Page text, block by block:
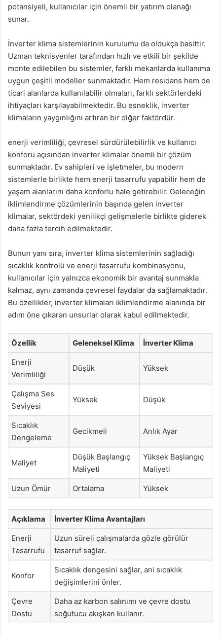
potansiyeli, kullanıcılar için önemli bir yatırım olanağı
sunar.
İnverter klima sistemlerinin kurulumu da oldukça basittir.
Uzman teknisyenler tarafından hızlı ve etkili bir şekilde
monte edilebilen bu sistemler, farklı mekanlarda kullanıma
uygun çeşitli modeller sunmaktadır. Hem residans hem de
ticari alanlarda kullanılabilir olmaları, farklı sektörlerdeki
ihtiyaçları karşılayabilmektedir. Bu esneklik, inverter
klimaların yaygınlığını artıran bir diğer faktördür.
enerji verimliliği, çevresel sürdürülebilirlik ve kullanıcı
konforu açısından inverter klimalar önemli bir çözüm
sunmaktadır. Ev sahipleri ve işletmeler, bu modern
sistemlerle birlikte hem enerji tasarrufu yapabilir hem de
yaşam alanlarını daha konforlu hale getirebilir. Geleceğin
iklimlendirme çözümlerinin başında gelen inverter
klimalar, sektördeki yenilikçi gelişmelerle birlikte giderek
daha fazla tercih edilmektedir.
Bunun yanı sıra, inverter klima sistemlerinin sağladığı
sıcaklık kontrolü ve enerji tasarrufu kombinasyonu,
kullanıcılar için yalnızca ekonomik bir avantaj sunmakla
kalmaz, aynı zamanda çevresel faydalar da sağlamaktadır.
Bu özellikler, inverter klimaları iklimlendirme alanında bir
adım öne çıkaran unsurlar olarak kabul edilmektedir.
Özellik Geleneksel Klima İnverter Klima
Enerji
Verimliliği
Düşük Yüksek
Çalışma Ses
Seviyesi
Yüksek Düşük
Sıcaklık
Dengeleme
Gecikmeli Anlık Ayar
Maliyet
Düşük Başlangıç
Maliyeti
Yüksek Başlangıç
Maliyeti
Uzun Ömür Ortalama Yüksek
Açıklama İnverter Klima Avantajları
Enerji
Tasarrufu
Uzun süreli çalışmalarda gözle görülür
tasarruf sağlar.
Konfor
Sıcaklık dengesini sağlar, ani sıcaklık
değişimlerini önler.
Çevre
Dostu
Daha az karbon salınımı ve çevre dostu
soğutucu akışkan kullanır.